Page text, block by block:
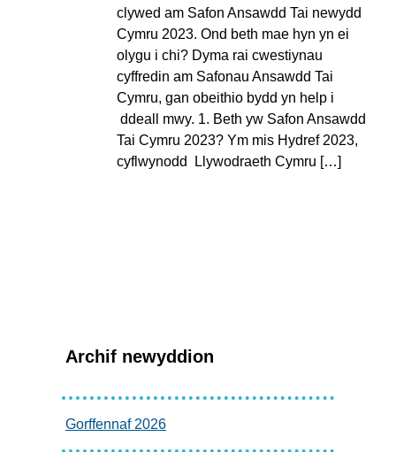
clywed am Safon Ansawdd Tai newydd
Cymru 2023. Ond beth mae hyn yn ei
olygu i chi? Dyma rai cwestiynau
cyffredin am Safonau Ansawdd Tai
Cymru, gan obeithio bydd yn help i
ddeall mwy. 1. Beth yw Safon Ansawdd
Tai Cymru 2023? Ym mis Hydref 2023,
cyflwynodd Llywodraeth Cymru […]
Archif newyddion
Gorffennaf 2026